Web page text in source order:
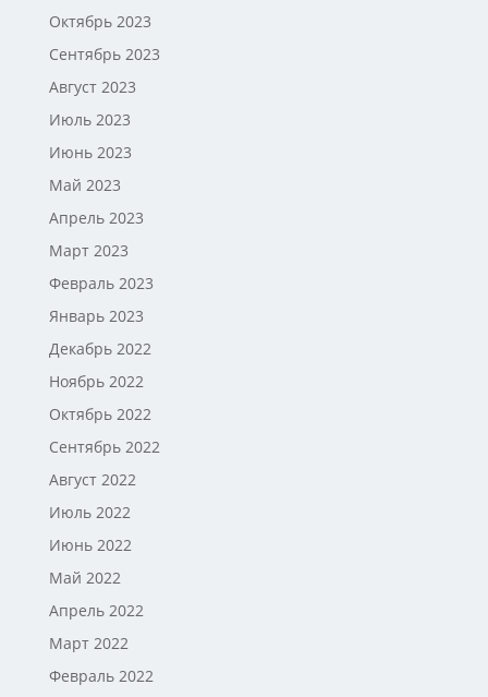
Октябрь 2023
Сентябрь 2023
Август 2023
Июль 2023
Июнь 2023
Май 2023
Апрель 2023
Март 2023
Февраль 2023
Январь 2023
Декабрь 2022
Ноябрь 2022
Октябрь 2022
Сентябрь 2022
Август 2022
Июль 2022
Июнь 2022
Май 2022
Апрель 2022
Март 2022
Февраль 2022